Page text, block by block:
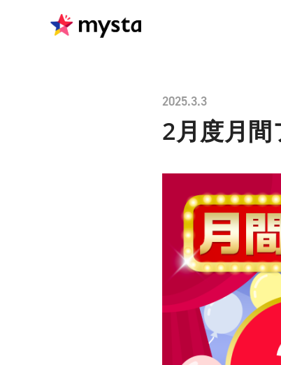
2025.3.3
2月度月